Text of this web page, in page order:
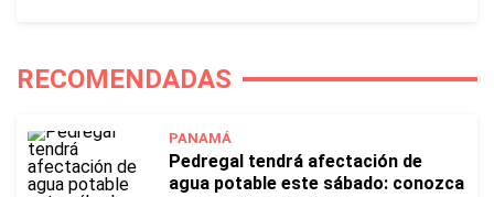
RECOMENDADAS
PANAMÁ
Pedregal tendrá afectación de
agua potable este sábado: conozca